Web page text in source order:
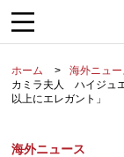
ホーム
海外ニュー
カミラ夫人 ハイジュ
以上にエレガント」
海外ニュース